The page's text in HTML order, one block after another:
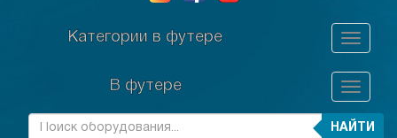
Категории в футере
В футере
НАЙТИ